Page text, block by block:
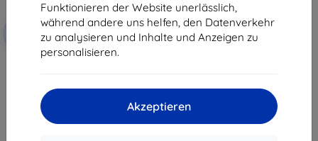
Funktionieren der Website unerlässlich,
während andere uns helfen, den Datenverkehr
zu analysieren und Inhalte und Anzeigen zu
personalisieren.
Akzeptieren
Rabatt
mit
Gutschein
EXTRA10
9,90 €
Auf Lager > 5 Stk.